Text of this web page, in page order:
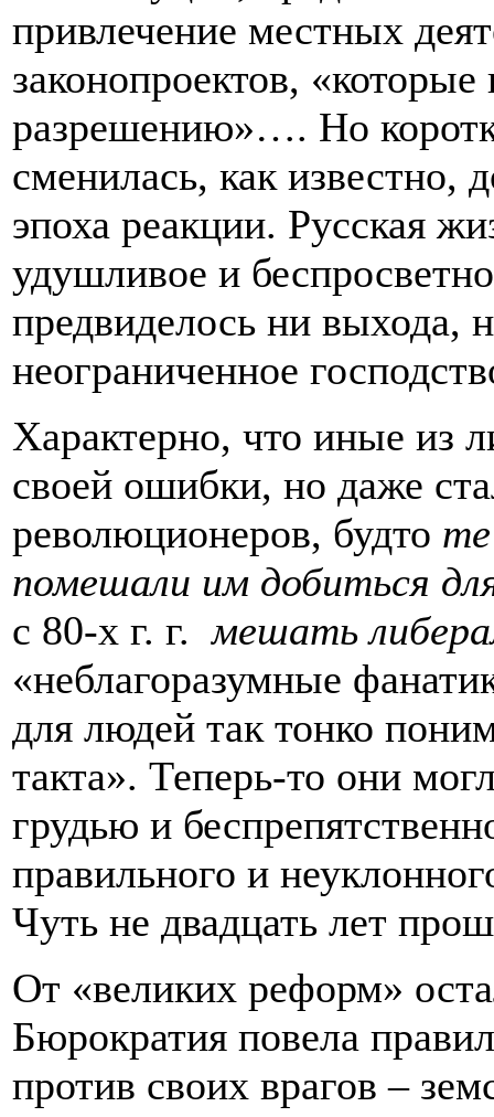
привлечение местных
законопроектов,
разрешению»…. Но
сменилась, как известно,
эпоха реакции. Русская
удушливое и
предвиделось ни выхода,
неограниченное
Характерно, что иные из
своей ошибки, но даже
революционеров, будто
помешали им добиться
с 80-х г. г.мешать
«неблагоразумные
для людей так тонко
такта». Теперь-то они
грудью и
правильного и
Чуть не двадцать лет
От «великих реформ»
Бюрократия повела
против своих врагов –